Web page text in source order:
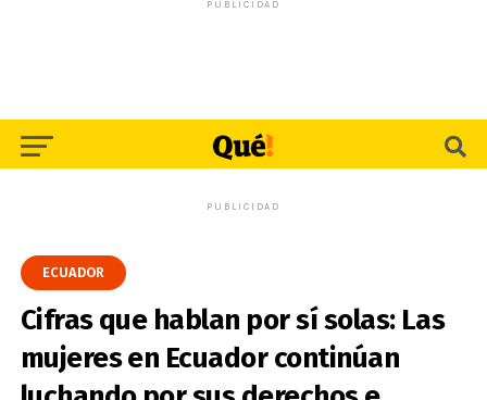
PUBLICIDAD
PUBLICIDAD
ECUADOR
Cifras que hablan por sí solas: Las
mujeres en Ecuador continúan